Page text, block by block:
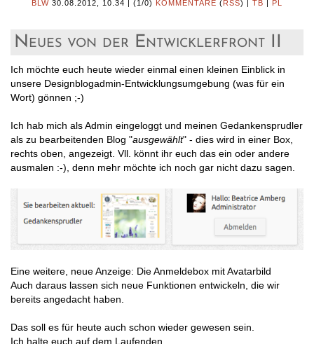
BLW 30.08.2012, 10.34 (1/0) KOMMENTARE ( RSS) | TB PL
Neues von der Entwicklerfront II
Ich möchte euch heute wieder einmal einen kleinen Einblick in
unsere Designblogadmin-Entwicklungsumgebung (was für ein
Wort) gönnen ;-)
Ich hab mich als Admin eingeloggt und meinen Gedankensprudler
als zu bearbeitenden Blog "ausgewählt" - dies wird in einer Box,
rechts oben, angezeigt. Vll. könnt ihr euch das ein oder andere
ausmalen :-), denn mehr möchte ich noch gar nicht dazu sagen.
Eine weitere, neue Anzeige: Die Anmeldebox mit Avatarbild
Auch daraus lassen sich neue Funktionen entwickeln, die wir
bereits angedacht haben.
Das soll es für heute auch schon wieder gewesen sein.
Ich halte euch auf dem Laufenden ...